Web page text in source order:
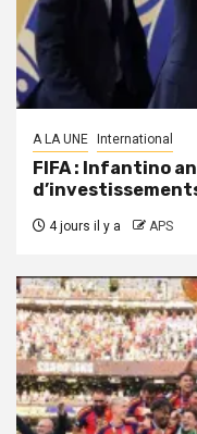
A LA UNE International
FIFA : Infantino
4 jours il y a APS